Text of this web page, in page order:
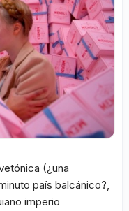
(¿una
país balcánico?,
imperio